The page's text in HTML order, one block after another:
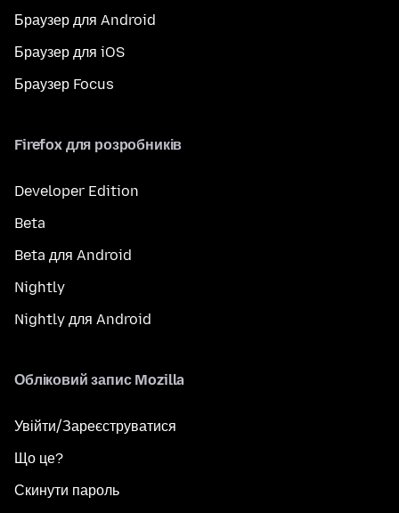
Браузер для Android
Браузер для iOS
Браузер Focus
Firefox для розробників
Developer Edition
Beta
Beta для Android
Nightly
Nightly для Android
Обліковий запис Mozilla
Увійти/Зареєструватися
Що це?
Скинути пароль